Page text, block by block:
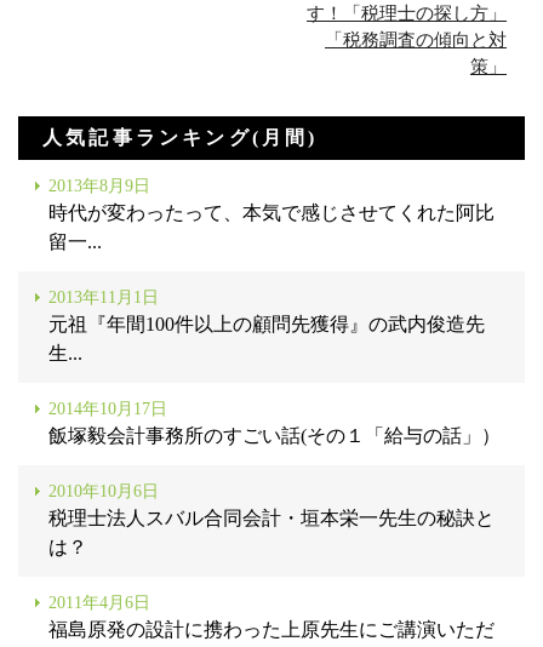
す！「税理士の探し方」
「税務調査の傾向と対
策」
人気記事ランキング(月間)
2013年8月9日
時代が変わったって、本気で感じさせてくれた阿比
留一...
2013年11月1日
元祖『年間100件以上の顧問先獲得』の武内俊造先
生...
2014年10月17日
飯塚毅会計事務所のすごい話(その１「給与の話」）
2010年10月6日
税理士法人スバル合同会計・垣本栄一先生の秘訣と
は？
2011年4月6日
福島原発の設計に携わった上原先生にご講演いただ